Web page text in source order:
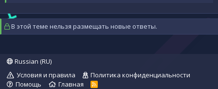
В этой теме нельзя размещать новые ответы.
Russian (RU)
Условия и правила
Политика конфиденциальности
Помощь
Главная
R